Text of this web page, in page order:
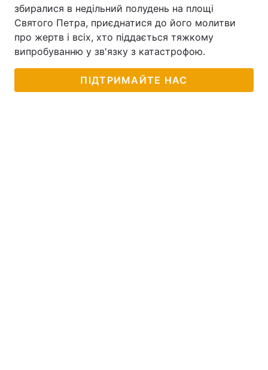
збиралися в недільний полудень на площі
Святого Петра, приєднатися до його молитви
про жертв і всіх, хто піддається тяжкому
випробуванню у зв'язку з катастрофою.
ПІДТРИМАЙТЕ НАС